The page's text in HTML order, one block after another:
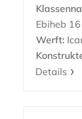
Ebiheb 16
Werft:
Details